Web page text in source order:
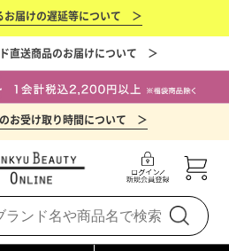
お届けの遅延等について ＞
直送商品のお届けについて ＞
お受け取り時間について ＞